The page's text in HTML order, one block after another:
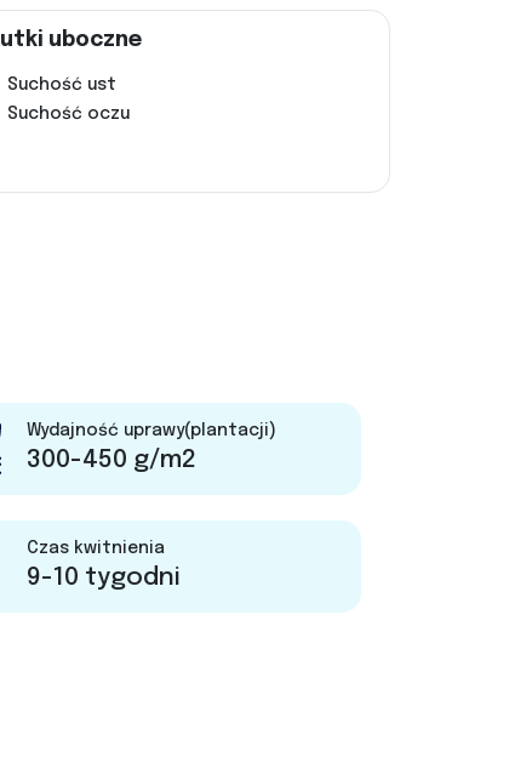
uboczne
Suchość ust
Suchość oczu
Wydajność uprawy(plantacji)
300-450 g/m2
Czas kwitnienia
9-10 tygodni